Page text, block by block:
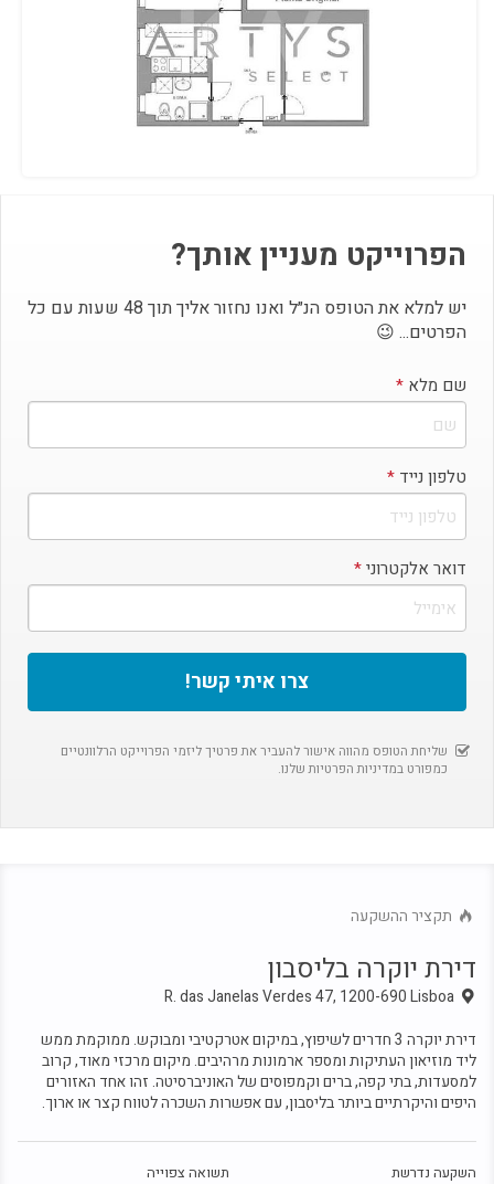
הפרוייקט מעניין אותך?
יש למלא את הטופס הנ״ל ואנו נחזור אליך תוך 48 שעות עם כל
הפרטים... 😉
שם מלא *
טלפון נייד *
דואר אלקטרוני*
צרו איתי קשר!
דירת יוקרה בליסבון
$160,000
7.00%